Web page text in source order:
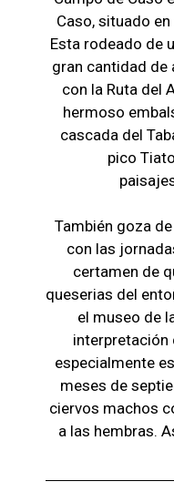
Caso, situado
Esta rodeado de
gran cantidad de
con la Ruta del
hermoso
cascada del
pico
También goza
con las
certamen de
queserias del
el museo de
interpretación
especialmente
meses de
ciervos machos
a las hembras.